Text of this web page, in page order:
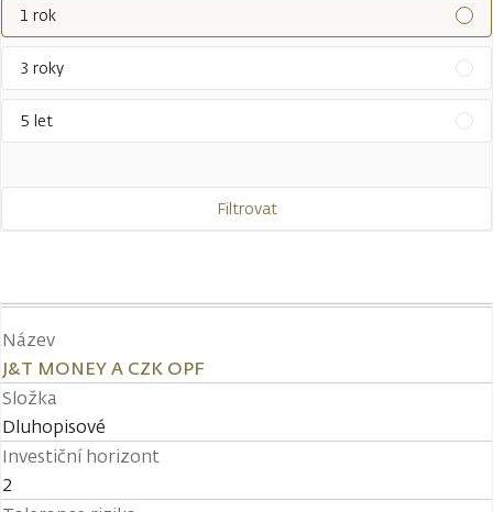
1 rok
3 roky
5 let
Filtrovat
Název
J&T MONEY A CZK OPF
Složka
Dluhopisové
Investiční horizont
2